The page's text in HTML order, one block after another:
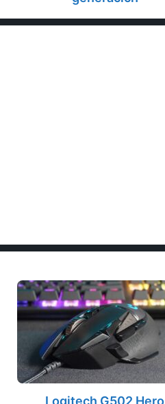
Logitech G502 Hero